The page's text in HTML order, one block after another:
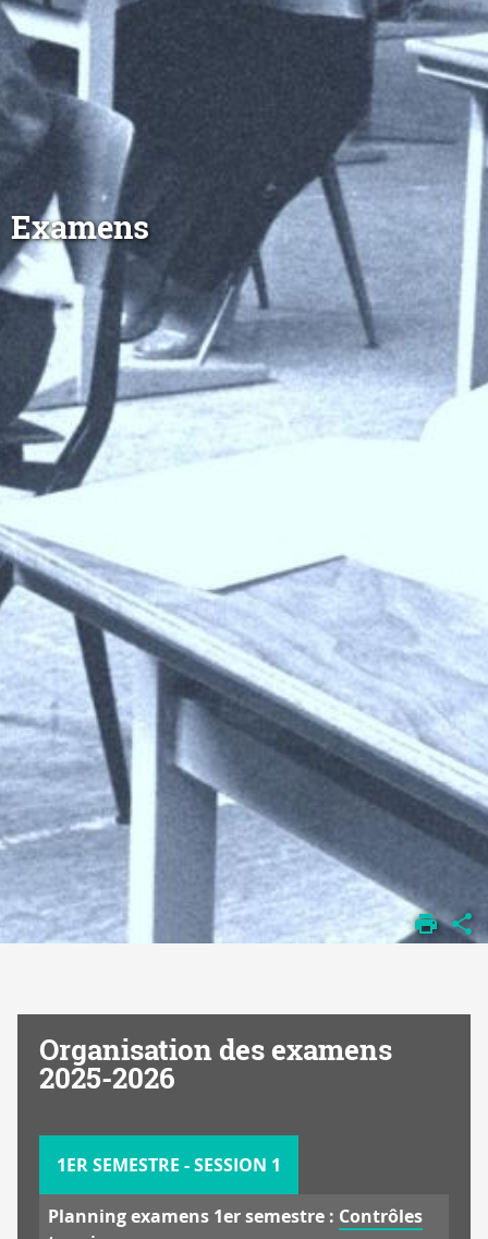
Examens
DÉPARTEMENT
D'ODONTOLOGIE
INITIALE
EXAMENS
Organisation des examens
2025-2026
1ER SEMESTRE - SESSION 1
Planning examens 1er semestre : Contrôles